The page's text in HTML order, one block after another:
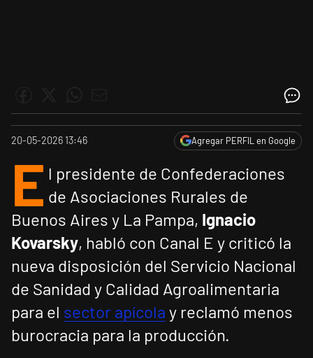
20-05-2026 13:46 Agregar PERFIL en Google
E l presidente de Confederaciones
de Asociaciones Rurales de
Buenos Aires y La Pampa, Ignacio
Kovarsky, habló con Canal E y criticó la
nueva disposición del Servicio Nacional
de Sanidad y Calidad Agroalimentaria
para el sector apícola y reclamó menos
burocracia para la producción.